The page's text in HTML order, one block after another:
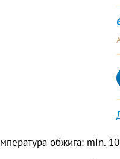
обжига: min.